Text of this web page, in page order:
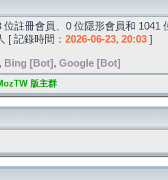
註冊會員、0 位隱形會員和 1041
[ 記錄時間： 2026-06-23, 20:03 ]
, Bing [Bot] , Google [Bot]
版主群